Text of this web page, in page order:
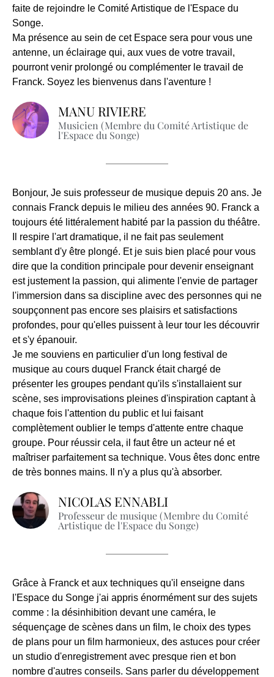
faite de rejoindre le Comité Artistique de l'Espace du
Songe.
Ma présence au sein de cet Espace sera pour vous une
antenne, un éclairage qui, aux vues de votre travail,
pourront venir prolongé ou complémenter le travail de
Franck. Soyez les bienvenus dans l'aventure !
MANU RIVIERE
Musicien (Membre du Comité Artistique de
l'Espace du Songe)
Bonjour, Je suis professeur de musique depuis 20 ans. Je
connais Franck depuis le milieu des années 90. Franck a
toujours été littéralement habité par la passion du théâtre.
Il respire l'art dramatique, il ne fait pas seulement
semblant d'y être plongé. Et je suis bien placé pour vous
dire que la condition principale pour devenir enseignant
est justement la passion, qui alimente l'envie de partager
l'immersion dans sa discipline avec des personnes qui ne
soupçonnent pas encore ses plaisirs et satisfactions
profondes, pour qu'elles puissent à leur tour les découvrir
et s'y épanouir.
Je me souviens en particulier d'un long festival de
musique au cours duquel Franck était chargé de
présenter les groupes pendant qu'ils s'installaient sur
scène, ses improvisations pleines d'inspiration captant à
chaque fois l'attention du public et lui faisant
complètement oublier le temps d'attente entre chaque
groupe. Pour réussir cela, il faut être un acteur né et
maîtriser parfaitement sa technique. Vous êtes donc entre
de très bonnes mains. Il n'y a plus qu'à absorber.
NICOLAS ENNABLI
Professeur de musique (Membre du Comité
Artistique de l'Espace du Songe)
Grâce à Franck et aux techniques qu'il enseigne dans
l'Espace du Songe j'ai appris énormément sur des sujets
comme : la désinhibition devant une caméra, le
séquençage de scènes dans un film, le choix des types
de plans pour un film harmonieux, des astuces pour créer
un studio d'enregistrement avec presque rien et bon
nombre d'autres conseils. Sans parler du développement